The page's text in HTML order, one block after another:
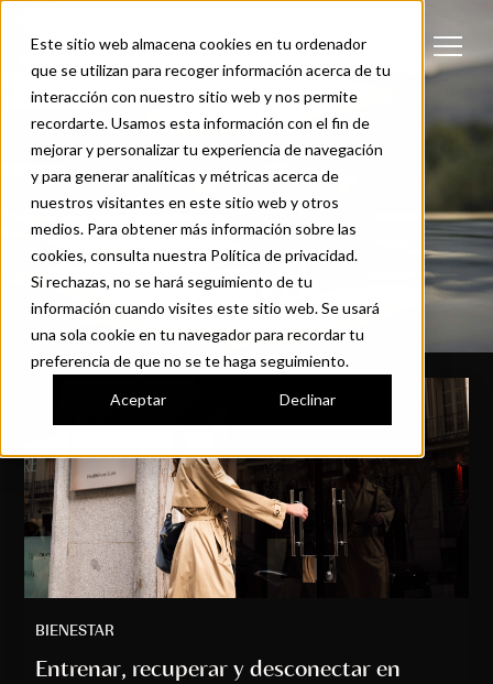
Este sitio web almacena cookies en tu ordenador
que se utilizan para recoger información acerca de tu
interacción con nuestro sitio web y nos permite
recordarte. Usamos esta información con el fin de
mejorar y personalizar tu experiencia de navegación
y para generar analíticas y métricas acerca de
nuestros visitantes en este sitio web y otros
medios. Para obtener más información sobre las
cookies, consulta nuestra Política de privacidad.
Si rechazas, no se hará seguimiento de tu
información cuando visites este sitio web. Se usará
una sola cookie en tu navegador para recordar tu
preferencia de que no se te haga seguimiento.
Aceptar Declinar
Lifestyle
BIENESTAR
Entrenar, recuperar y desconectar en